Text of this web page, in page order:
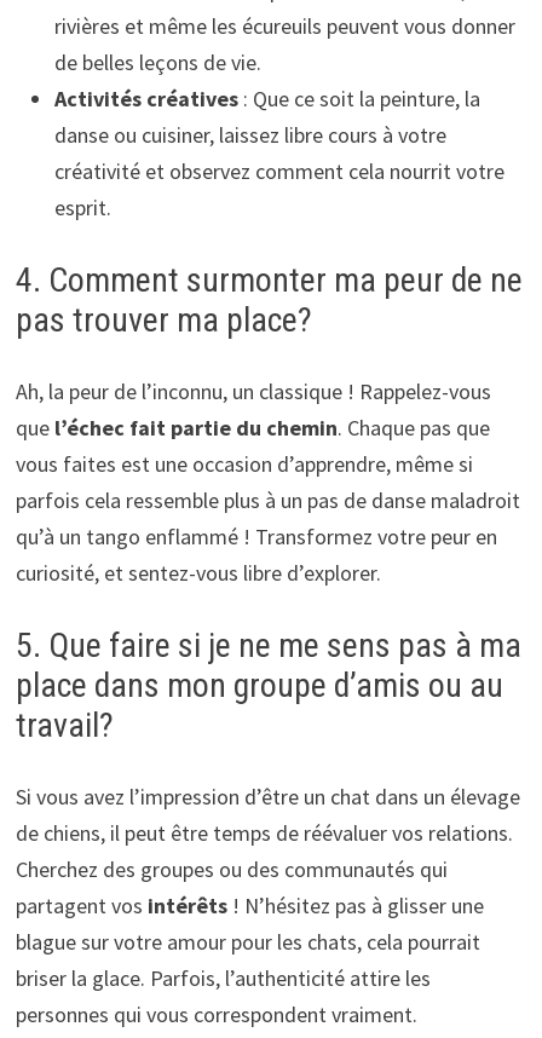
rivières et même les écureuils peuvent vous donner
de belles leçons de vie.
Activités créatives: Que ce soit la peinture, la
danse ou cuisiner, laissez libre cours à votre
créativité et observez comment cela nourrit votre
esprit.
4. Comment surmonter ma peur de ne
pas trouver ma place?
Ah, la peur de l’inconnu, un classique ! Rappelez-vous
que l’échec fait partie du chemin. Chaque pas que
vous faites est une occasion d’apprendre, même si
parfois cela ressemble plus à un pas de danse maladroit
qu’à un tango enflammé ! Transformez votre peur en
curiosité, et sentez-vous libre d’explorer.
5. Que faire si je ne me sens pas à ma
place dans mon groupe d’amis ou au
travail?
Si vous avez l’impression d’être un chat dans un élevage
de chiens, il peut être temps de réévaluer vos relations.
Cherchez des groupes ou des communautés qui
partagent vos intérêts! N’hésitez pas à glisser une
blague sur votre amour pour les chats, cela pourrait
briser la glace. Parfois, l’authenticité attire les
personnes qui vous correspondent vraiment.